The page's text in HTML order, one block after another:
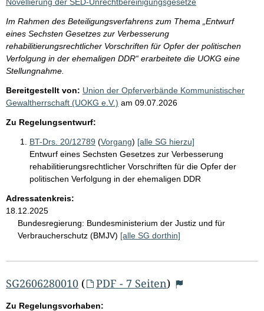
s
s
e
p
o
Im Rahmen des Beteiligungsverfahrens zum Thema „Entwurf
eines Sechsten Gesetzes zur Verbesserung
rehabilitierungsrechtlicher Vorschriften für Opfer der politischen
Verfolgung in der ehemaligen DDR“ erarbeitete die UOKG eine
Stellungnahme.
Bereitgestellt von: Union der Opferverbände Kommunistischer
Gewaltherrschaft (UOKG e.V.) am 09.07.2026
Zu Regelungsentwurf:
BT-Drs. 20/12789 (Vorgang) [alle SG hierzu]
Entwurf eines Sechsten Gesetzes zur Verbesserung
rehabilitierungsrechtlicher Vorschriften für die Opfer der
politischen Verfolgung in der ehemaligen DDR
Adressatenkreis:
18.12.2025
Bundesregierung: Bundesministerium der Justiz und für
Verbraucherschutz (BMJV) [alle SG dorthin]
SG2606280010 ( PDF - 7 Seiten)
Zu Regelungsvorhaben: